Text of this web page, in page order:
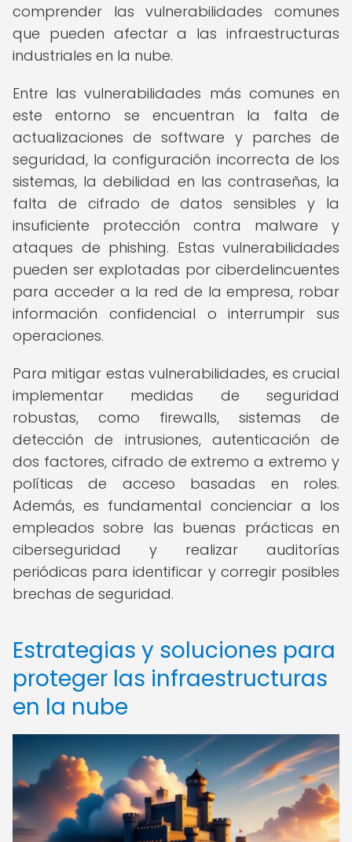
comprender las vulnerabilidades comunes
que pueden afectar a las infraestructuras
industriales en la nube.
Entre las vulnerabilidades más comunes en
este entorno se encuentran la falta de
actualizaciones de software y parches de
seguridad, la configuración incorrecta de los
sistemas, la debilidad en las contraseñas, la
falta de cifrado de datos sensibles y la
insuficiente protección contra malware y
ataques de phishing. Estas vulnerabilidades
pueden ser explotadas por ciberdelincuentes
para acceder a la red de la empresa, robar
información confidencial o interrumpir sus
operaciones.
Para mitigar estas vulnerabilidades, es crucial
implementar medidas de seguridad
robustas, como firewalls, sistemas de
detección de intrusiones, autenticación de
dos factores, cifrado de extremo a extremo y
políticas de acceso basadas en roles.
Además, es fundamental concienciar a los
empleados sobre las buenas prácticas en
ciberseguridad y realizar auditorías
periódicas para identificar y corregir posibles
brechas de seguridad.
Estrategias y soluciones para
proteger las infraestructuras
en la nube